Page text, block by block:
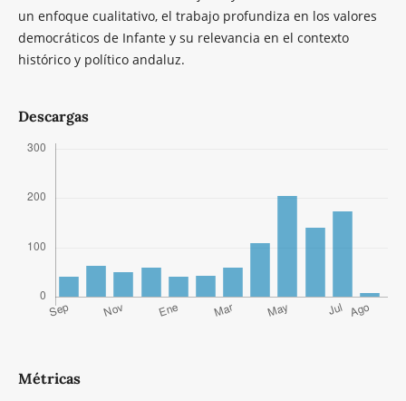
un enfoque cualitativo, el trabajo profundiza en los valores
democráticos de Infante y su relevancia en el contexto
histórico y político andaluz.
Descargas
Métricas